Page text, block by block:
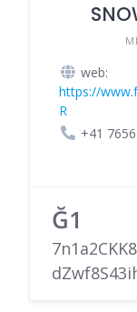
web:
https://
R
+41
Ğ1